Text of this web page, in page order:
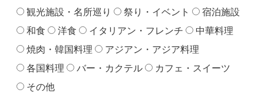
観光施設・名所巡り
祭り・イベント
宿泊施設
和食
洋食 イタリアン・フレンチ
中華料理
焼肉・韓国料理
アジアン・アジア料理
各国料理
バー・カクテル
カフェ・スイーツ
その他